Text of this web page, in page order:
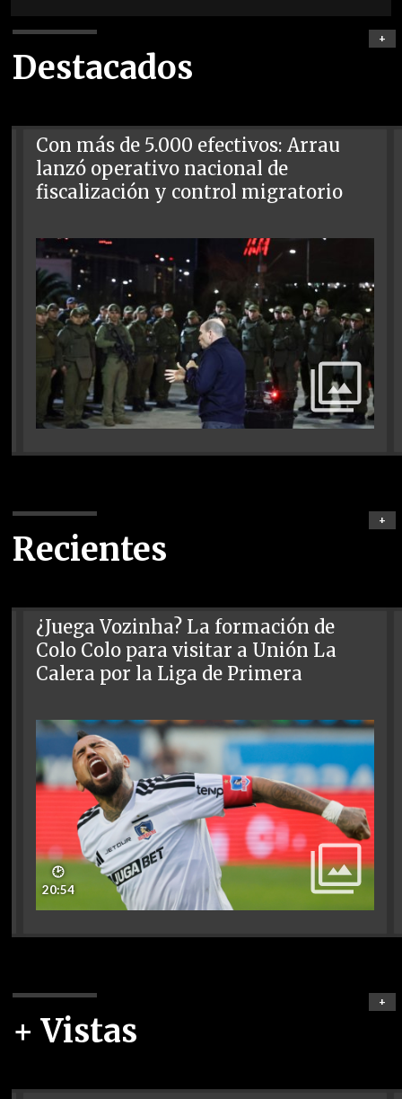
Destacados
+
Con más de 5.000 efectivos: Arrau
lanzó operativo nacional de
fiscalización y control migratorio
Recientes
+
¿Juega Vozinha? La formación de
Colo Colo para visitar a Unión La
Calera por la Liga de Primera
🕑
20:54
+ Vistas
+